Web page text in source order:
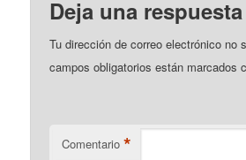
Deja una respuesta
Tu dirección de correo electrónico no
campos obligatorios están marcados
Comentario *